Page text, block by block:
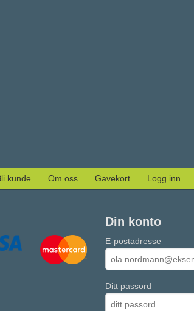
kunde Om oss Gavekort Logg inn
Din konto
E-postadresse
Ditt passord